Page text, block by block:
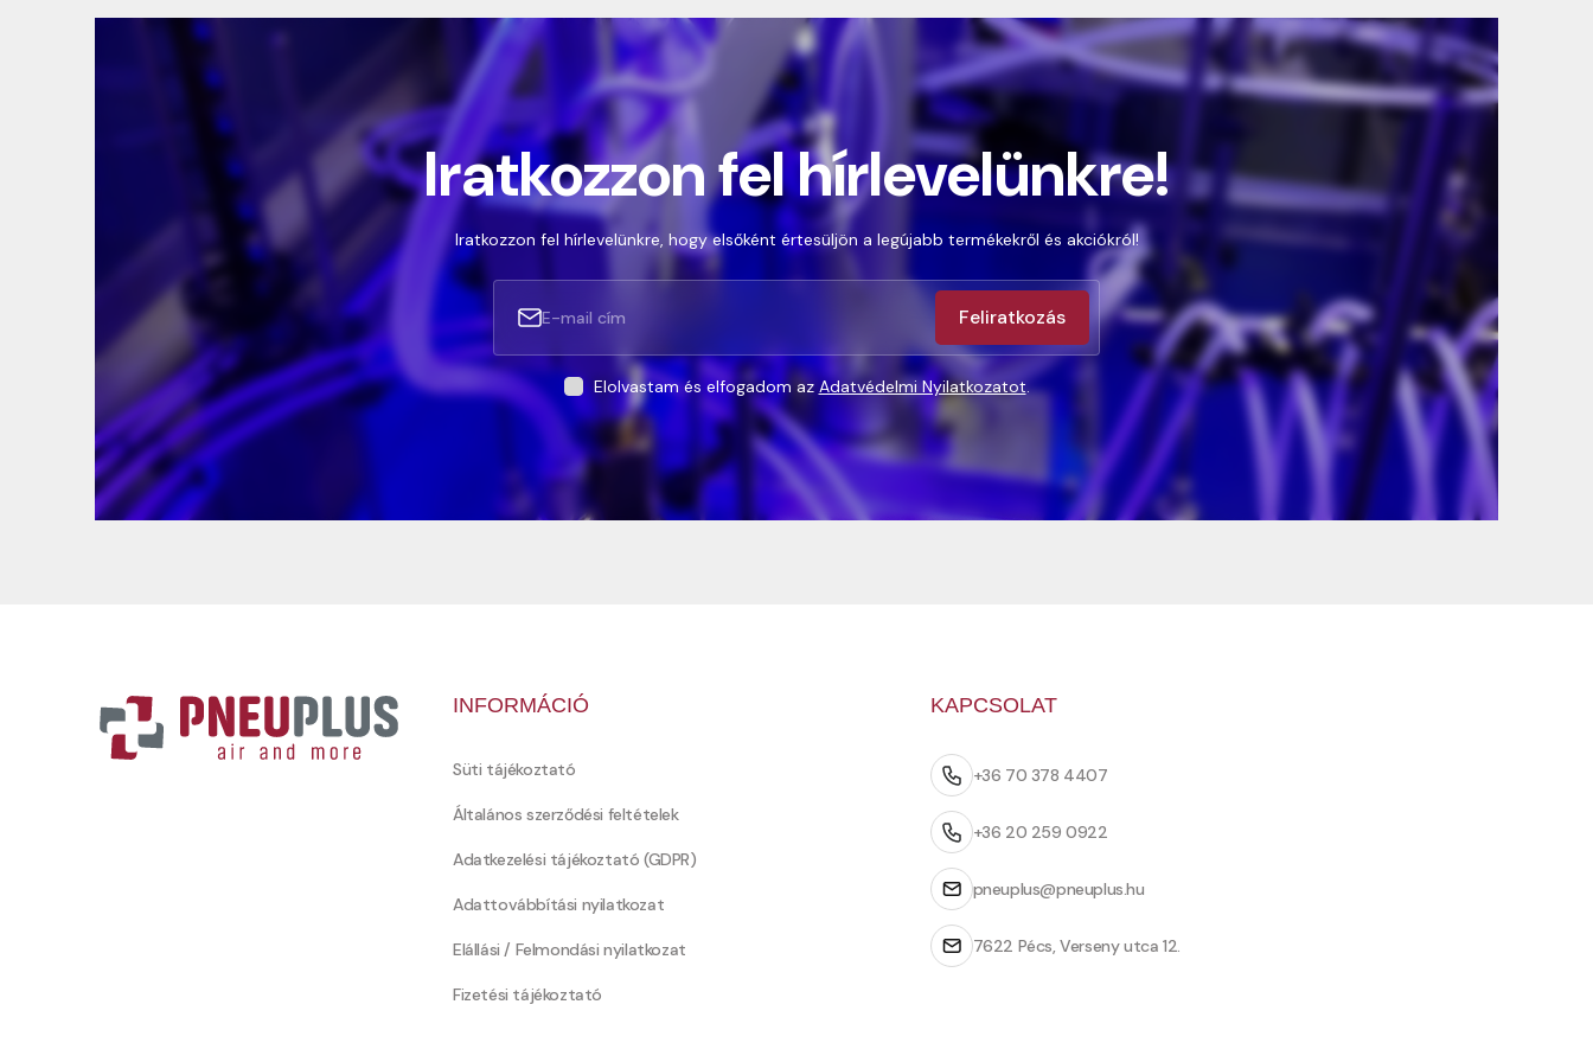
Iratkozzon fel hírlevelünkre!
Iratkozzon fel hírlevelünkre, hogy elsőként értesüljön a legújabb termékekről és akciókról!
Feliratkozás
Elolvastam és elfogadom azAdatvédelmi Nyilatkozatot.
INFORMÁCIÓ
Süti tájékoztató
Általános szerződési feltételek
Adatkezelési tájékoztató (GDPR)
Adattovábbítási nyilatkozat
Elállási / Felmondási nyilatkozat
Fizetési tájékoztató
KAPCSOLAT
+36 70 378 4407
+36 20 259 0922
pneuplus@pneuplus.hu
7622 Pécs, Verseny utca 12.